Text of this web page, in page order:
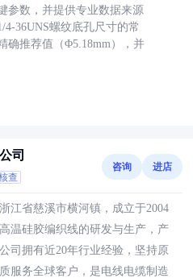
参数，并提供专业数据来源
4-36UNS螺纹底孔尺寸的常
确推荐值（Φ5.18mm），并
司
查
咨询 进店
江省慈溪市横河镇，成立于2004
温硅胶编织线的研发与生产，产
司拥有近20年行业经验，坚持原
服务全球客户，是电线电缆制造